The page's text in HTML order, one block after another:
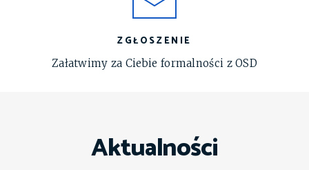
ZGŁOSZENIE
Załatwimy za Ciebie formalności z OSD
Aktualności